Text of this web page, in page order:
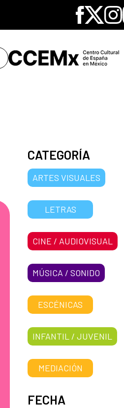
Facebook
X
CATEGORÍA
ARTES VISUALES
LETRAS
CINE / AUDIOVISUAL
MÚSICA / SONIDO
ESCÉNICAS
INFANTIL / JUVENIL
MEDIACIÓN
FECHA